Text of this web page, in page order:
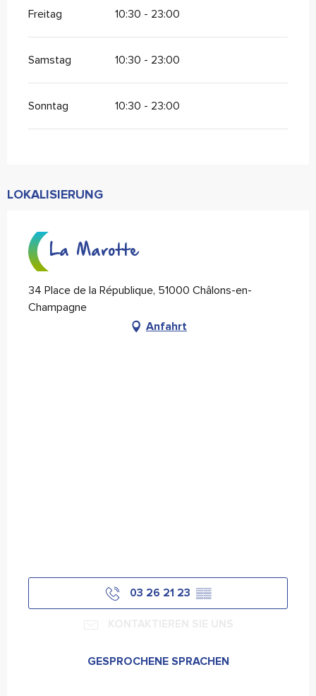
Freitag 10:30 - 23:00
Samstag 10:30 - 23:00
Sonntag 10:30 - 23:00
LOKALISIERUNG
La Marotte
34 Place de la République, 51000 Châlons-en-
Champagne
Anfahrt
03 26 21 23 ▒▒
GESPROCHENE SPRACHEN
GESPROCHENE SPRACHEN